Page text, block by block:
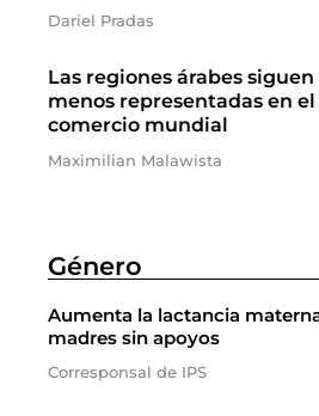
Dariel Pradas
Las regiones árabes
menos representadas en
comercio mundial
Maximilian Malawista
Género
Aumenta la lactancia
madres sin apoyos
Corresponsal de IPS